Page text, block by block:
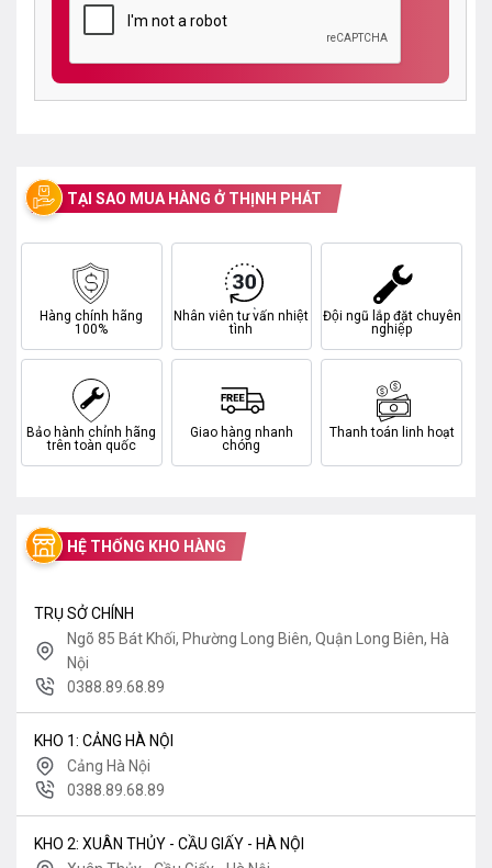
TẠI SAO MUA HÀNG Ở THỊNH PHÁT
Hàng chính hãng
100%
Nhân viên tư vấn nhiệt
tình
Đội ngũ lắp đặt chuyên
nghiệp
Bảo hành chính hãng
trên toàn quốc
Giao hàng nhanh
chóng
Thanh toán linh hoạt
HỆ THỐNG KHO HÀNG
TRỤ SỞ CHÍNH
Ngõ 85 Bát Khối, Phường Long Biên, Quận Long Biên, Hà
Nội
0388.89.68.89
KHO 1: CẢNG HÀ NỘI
Cảng Hà Nội
0388.89.68.89
KHO 2: XUÂN THỦY - CẦU GIẤY - HÀ NỘI